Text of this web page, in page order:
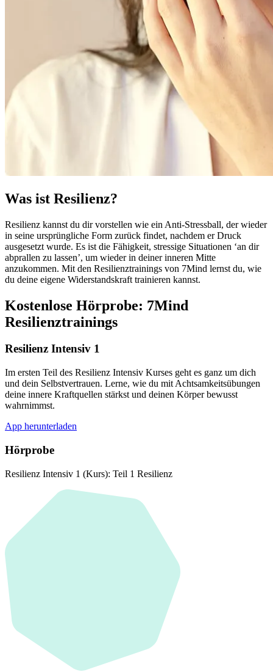
Was ist Resilienz?
Resilienz kannst du dir vorstellen wie ein Anti-Stressball, der wieder
in seine ursprüngliche Form zurück findet, nachdem er Druck
ausgesetzt wurde. Es ist die Fähigkeit, stressige Situationen ‘an dir
abprallen zu lassen’, um wieder in deiner inneren Mitte
anzukommen. Mit den Resilienztrainings von 7Mind lernst du, wie
du deine eigene Widerstandskraft trainieren kannst.
Kostenlose Hörprobe: 7Mind
Resilienztrainings
Resilienz Intensiv 1
Im ersten Teil des Resilienz Intensiv Kurses geht es ganz um dich
und dein Selbstvertrauen. Lerne, wie du mit Achtsamkeitsübungen
deine innere Kraftquellen stärkst und deinen Körper bewusst
wahrnimmst.
App herunterladen
Hörprobe
Resilienz Intensiv 1 (Kurs): Teil 1 Resilienz